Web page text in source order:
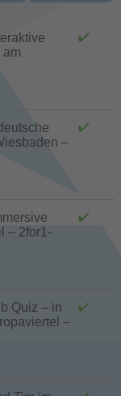
–
– 2for1-
Quiz – in
–